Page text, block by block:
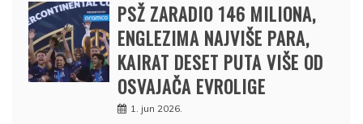
PSŽ ZARADIO 146 MILIONA,
ENGLEZIMA NAJVIŠE PARA,
KAIRAT DESET PUTA VIŠE OD
OSVAJAČA EVROLIGE
1. jun 2026.